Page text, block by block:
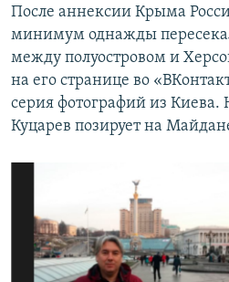
После аннексии Крыма
минимум однажды
между полуостровом и
на его странице во
серия фотографий из Киева.
Куцарев позирует на